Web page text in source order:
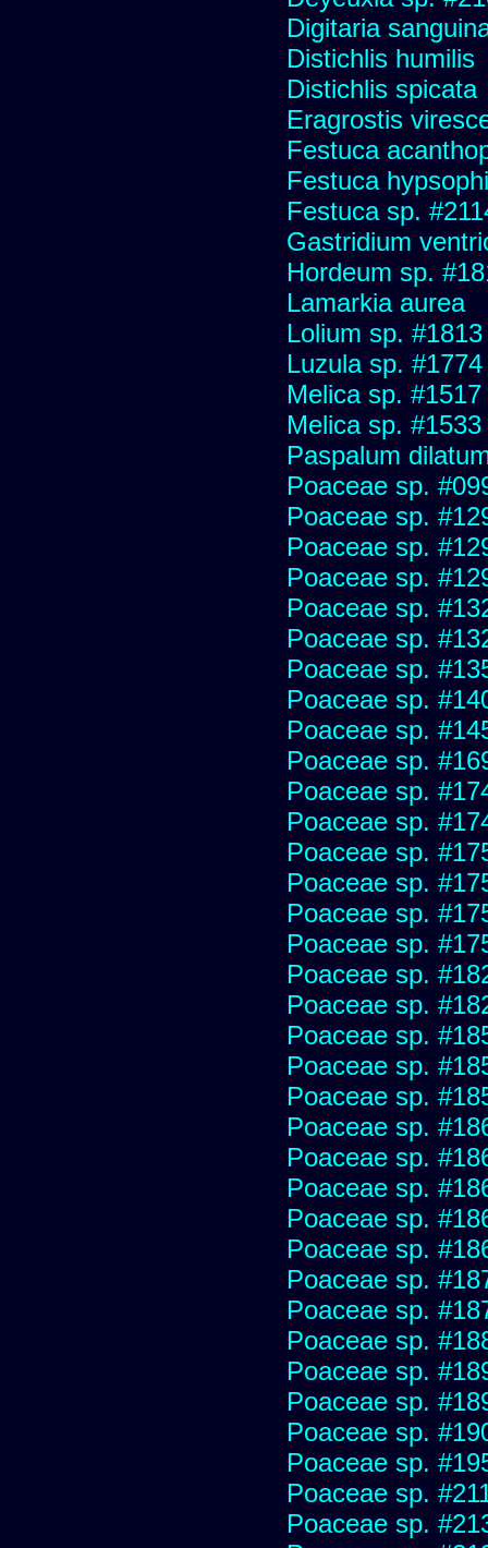
Digitaria
Distichlis humilis
Distichlis spicata
Eragrostis
Festuca
Festuca
Festuca sp.
Gastridium
Hordeum sp.
Lamarkia aurea
Lolium sp. #1813
Luzula sp. #1774
Melica sp. #1517
Melica sp. #1533
Paspalum
Poaceae sp.
Poaceae sp.
Poaceae sp.
Poaceae sp.
Poaceae sp.
Poaceae sp.
Poaceae sp.
Poaceae sp.
Poaceae sp.
Poaceae sp.
Poaceae sp.
Poaceae sp.
Poaceae sp.
Poaceae sp.
Poaceae sp.
Poaceae sp.
Poaceae sp.
Poaceae sp.
Poaceae sp.
Poaceae sp.
Poaceae sp.
Poaceae sp.
Poaceae sp.
Poaceae sp.
Poaceae sp.
Poaceae sp.
Poaceae sp.
Poaceae sp.
Poaceae sp.
Poaceae sp.
Poaceae sp.
Poaceae sp.
Poaceae sp.
Poaceae sp.
Poaceae sp.